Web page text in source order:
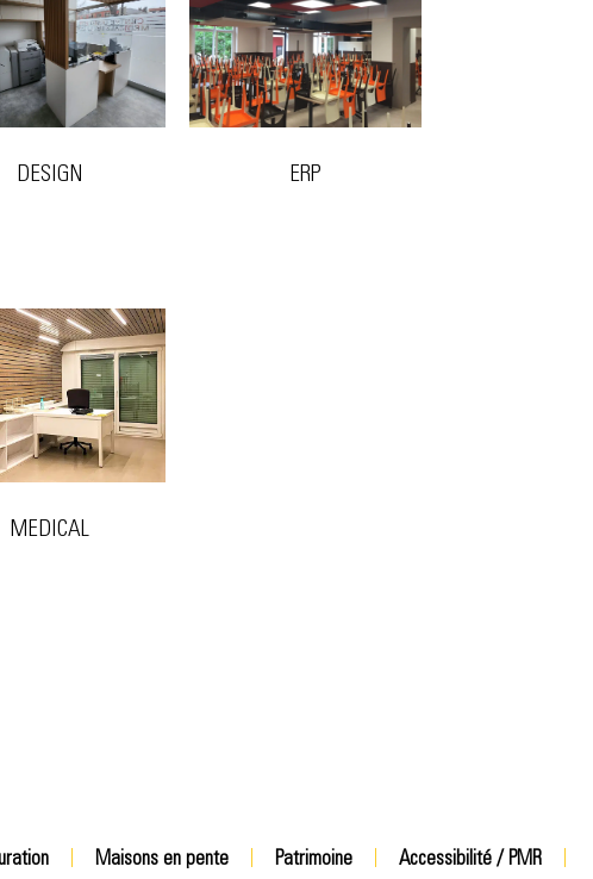
DESIGN ERP
MEDICAL
Maisons en pente Patrimoine Accessibilité / PMR